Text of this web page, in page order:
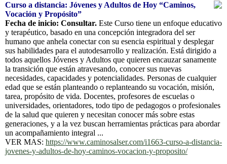
Curso a distancia: Jóvenes y Adultos de Hoy “Caminos,
Vocación y Propósito”
Fecha de inicio: Consultar. Este Curso tiene un enfoque educativo
y terapéutico, basado en una concepción integradora del ser
humano que anhela conectar con su esencia espiritual y desplegar
sus habilidades para el autodesarrollo y realización. Está dirigido a
todos aquellos Jóvenes y Adultos que quieren encauzar sanamente
la transición que están atravesando, conocer sus nuevas
necesidades, capacidades y potencialidades. Personas de cualquier
edad que se están planteando o replanteando su vocación, misión,
tarea, propósito de vida. Docentes, profesores de escuelas o
universidades, orientadores, todo tipo de pedagogos o profesionales
de la salud que quieren y necesitan conocer más sobre estas
generaciones, y a la vez buscan herramientas prácticas para abordar
un acompañamiento integral ...
VER MAS: https://www.caminosalser.com/i1663-curso-a-distancia-
jovenes-y-adultos-de-hoy-caminos-vocacion-y-proposito/